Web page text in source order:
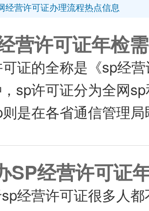
经营许可证办理流程热点信息
营许可证年检
证的全称是《sp经
sp许可证分为全网
是在各省通信管理
SP经营许可证
经营许可证很多人